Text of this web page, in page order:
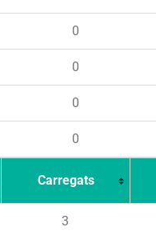
0
0
0
0
Carregats
3